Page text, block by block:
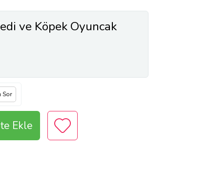
ve Köpek Oyuncak
Sor
Ekle